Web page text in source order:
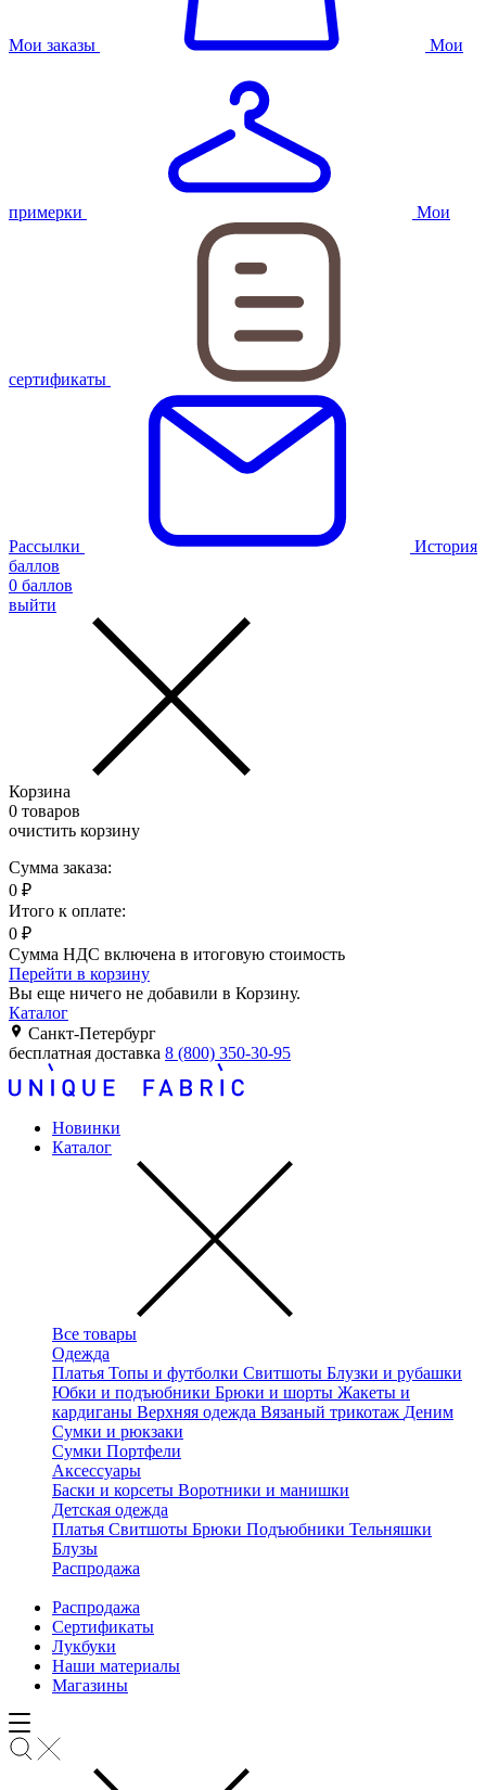
Мои заказы Мои
примерки Мои
сертификаты
Рассылки
История
баллов
0 баллов
выйти
Корзина
0 товаров
очистить корзину
Сумма заказа:
0 ₽
Итого к оплате:
0 ₽
Сумма НДС включена в итоговую стоимость
Перейти в корзину
Вы еще ничего не добавили в Корзину.
Каталог
Санкт-Петербург
бесплатная доставка 8 (800) 350-30-95
Новинки
Каталог
Все товары
Одежда
Платья Топы и футболки Свитшоты Блузки и рубашки
Юбки и подъюбники Брюки и шорты Жакеты и
кардиганы Верхняя одежда Вязаный трикотаж Деним
Сумки и рюкзаки
Сумки Портфели
Аксессуары
Баски и корсеты Воротники и манишки
Детская одежда
Платья Свитшоты Брюки Подъюбники Тельняшки
Блузы
Распродажа
Распродажа
Сертификаты
Лукбуки
Наши материалы
Магазины